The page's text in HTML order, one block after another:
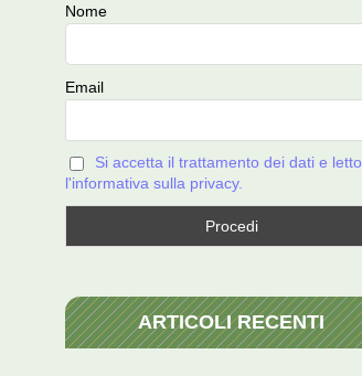
Nome
Email
Si accetta il trattamento dei dati e letto
l'informativa sulla privacy.
ARTICOLI RECENTI